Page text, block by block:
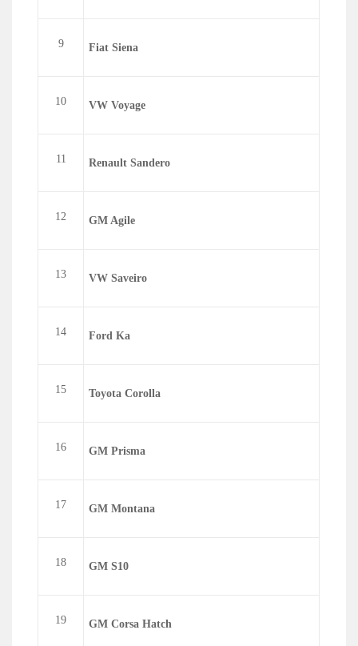
9 Fiat Siena
10 VW Voyage
11 Renault Sandero
12 GM Agile
13 VW Saveiro
14 Ford Ka
15 Toyota Corolla
16 GM Prisma
17 GM Montana
18 GM S10
19 GM Corsa Hatch